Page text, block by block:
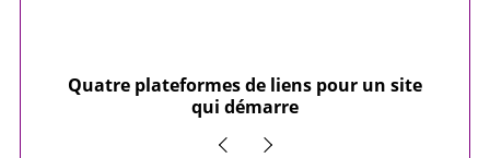
Quatre plateformes de liens pour un site
qui démarre